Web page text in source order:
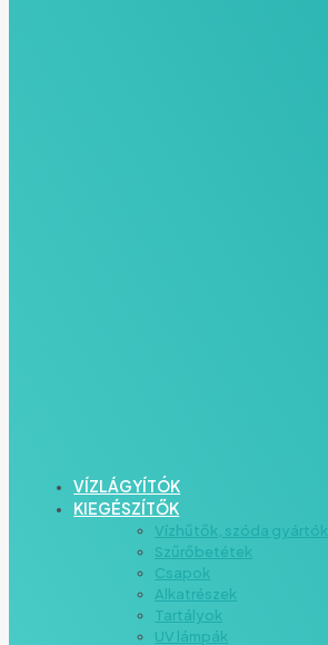
VÍZLÁGYÍTÓK
KIEGÉSZÍTŐK
Vízhűtők, szóda gyártók
Szűrőbetétek
Csapok
Alkatrészek
Tartályok
UV lámpák